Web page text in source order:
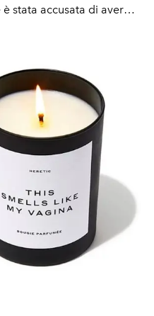
stata accusata di aver